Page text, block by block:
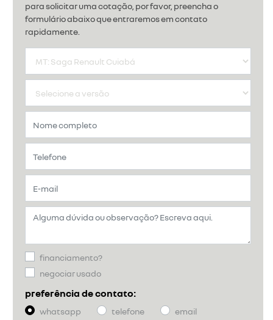
para solicitar uma cotação, por favor, preencha o
formulário abaixo que entraremos em contato
rapidamente.
financiamento?
negociar usado
preferência de contato:
whatsapp telefone email